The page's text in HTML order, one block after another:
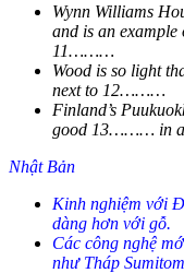
Wynn Williams
and is an
11………
Wood is so light
next to 12………
Finland’s
good 13……… in
Nhật Bản
Kinh nghiệm với
dàng hơn với gỗ.
Các công nghệ
như Tháp